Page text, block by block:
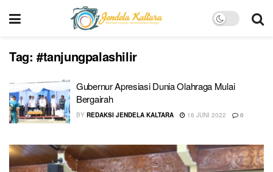
Tag: #tanjungpalashilir
Gubernur Apresiasi Dunia Olahraga Mulai
Bergairah
BY REDAKSI JENDELA KALTARA 16 JUNI 2022 0